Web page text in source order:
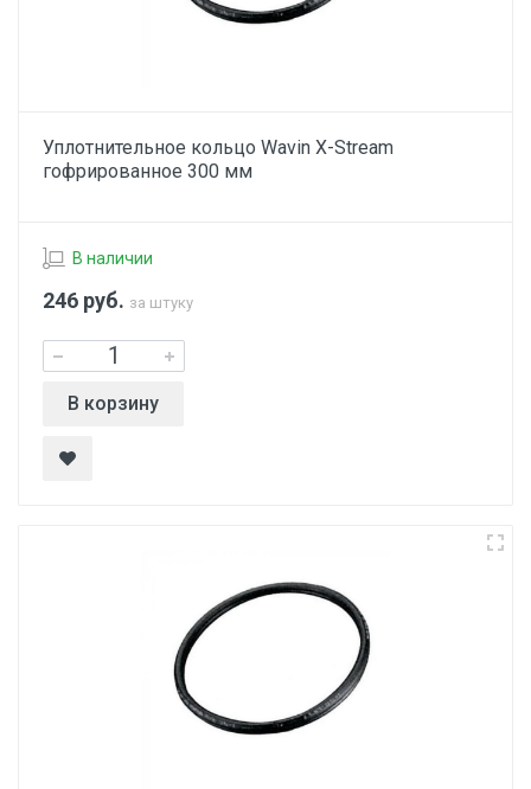
Уплотнительное кольцо Wavin X-Stream
гофрированное 300 мм
В наличии
246 руб. за штуку
В корзину